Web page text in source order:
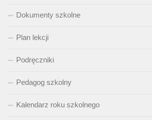
Dokumenty szkolne
Plan lekcji
Podręczniki
Pedagog szkolny
Kalendarz roku szkolnego